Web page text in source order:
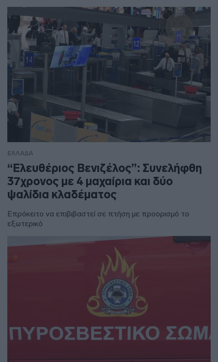
ΕΛΛΑΔΑ
“Ελευθέριος Βενιζέλος”: Συνελήφθη
37χρονος με 4 μαχαίρια και δύο
ψαλίδια κλαδέματος
Επρόκειτο να επιβιβαστεί σε πτήση με προορισμό το
εξωτερικό